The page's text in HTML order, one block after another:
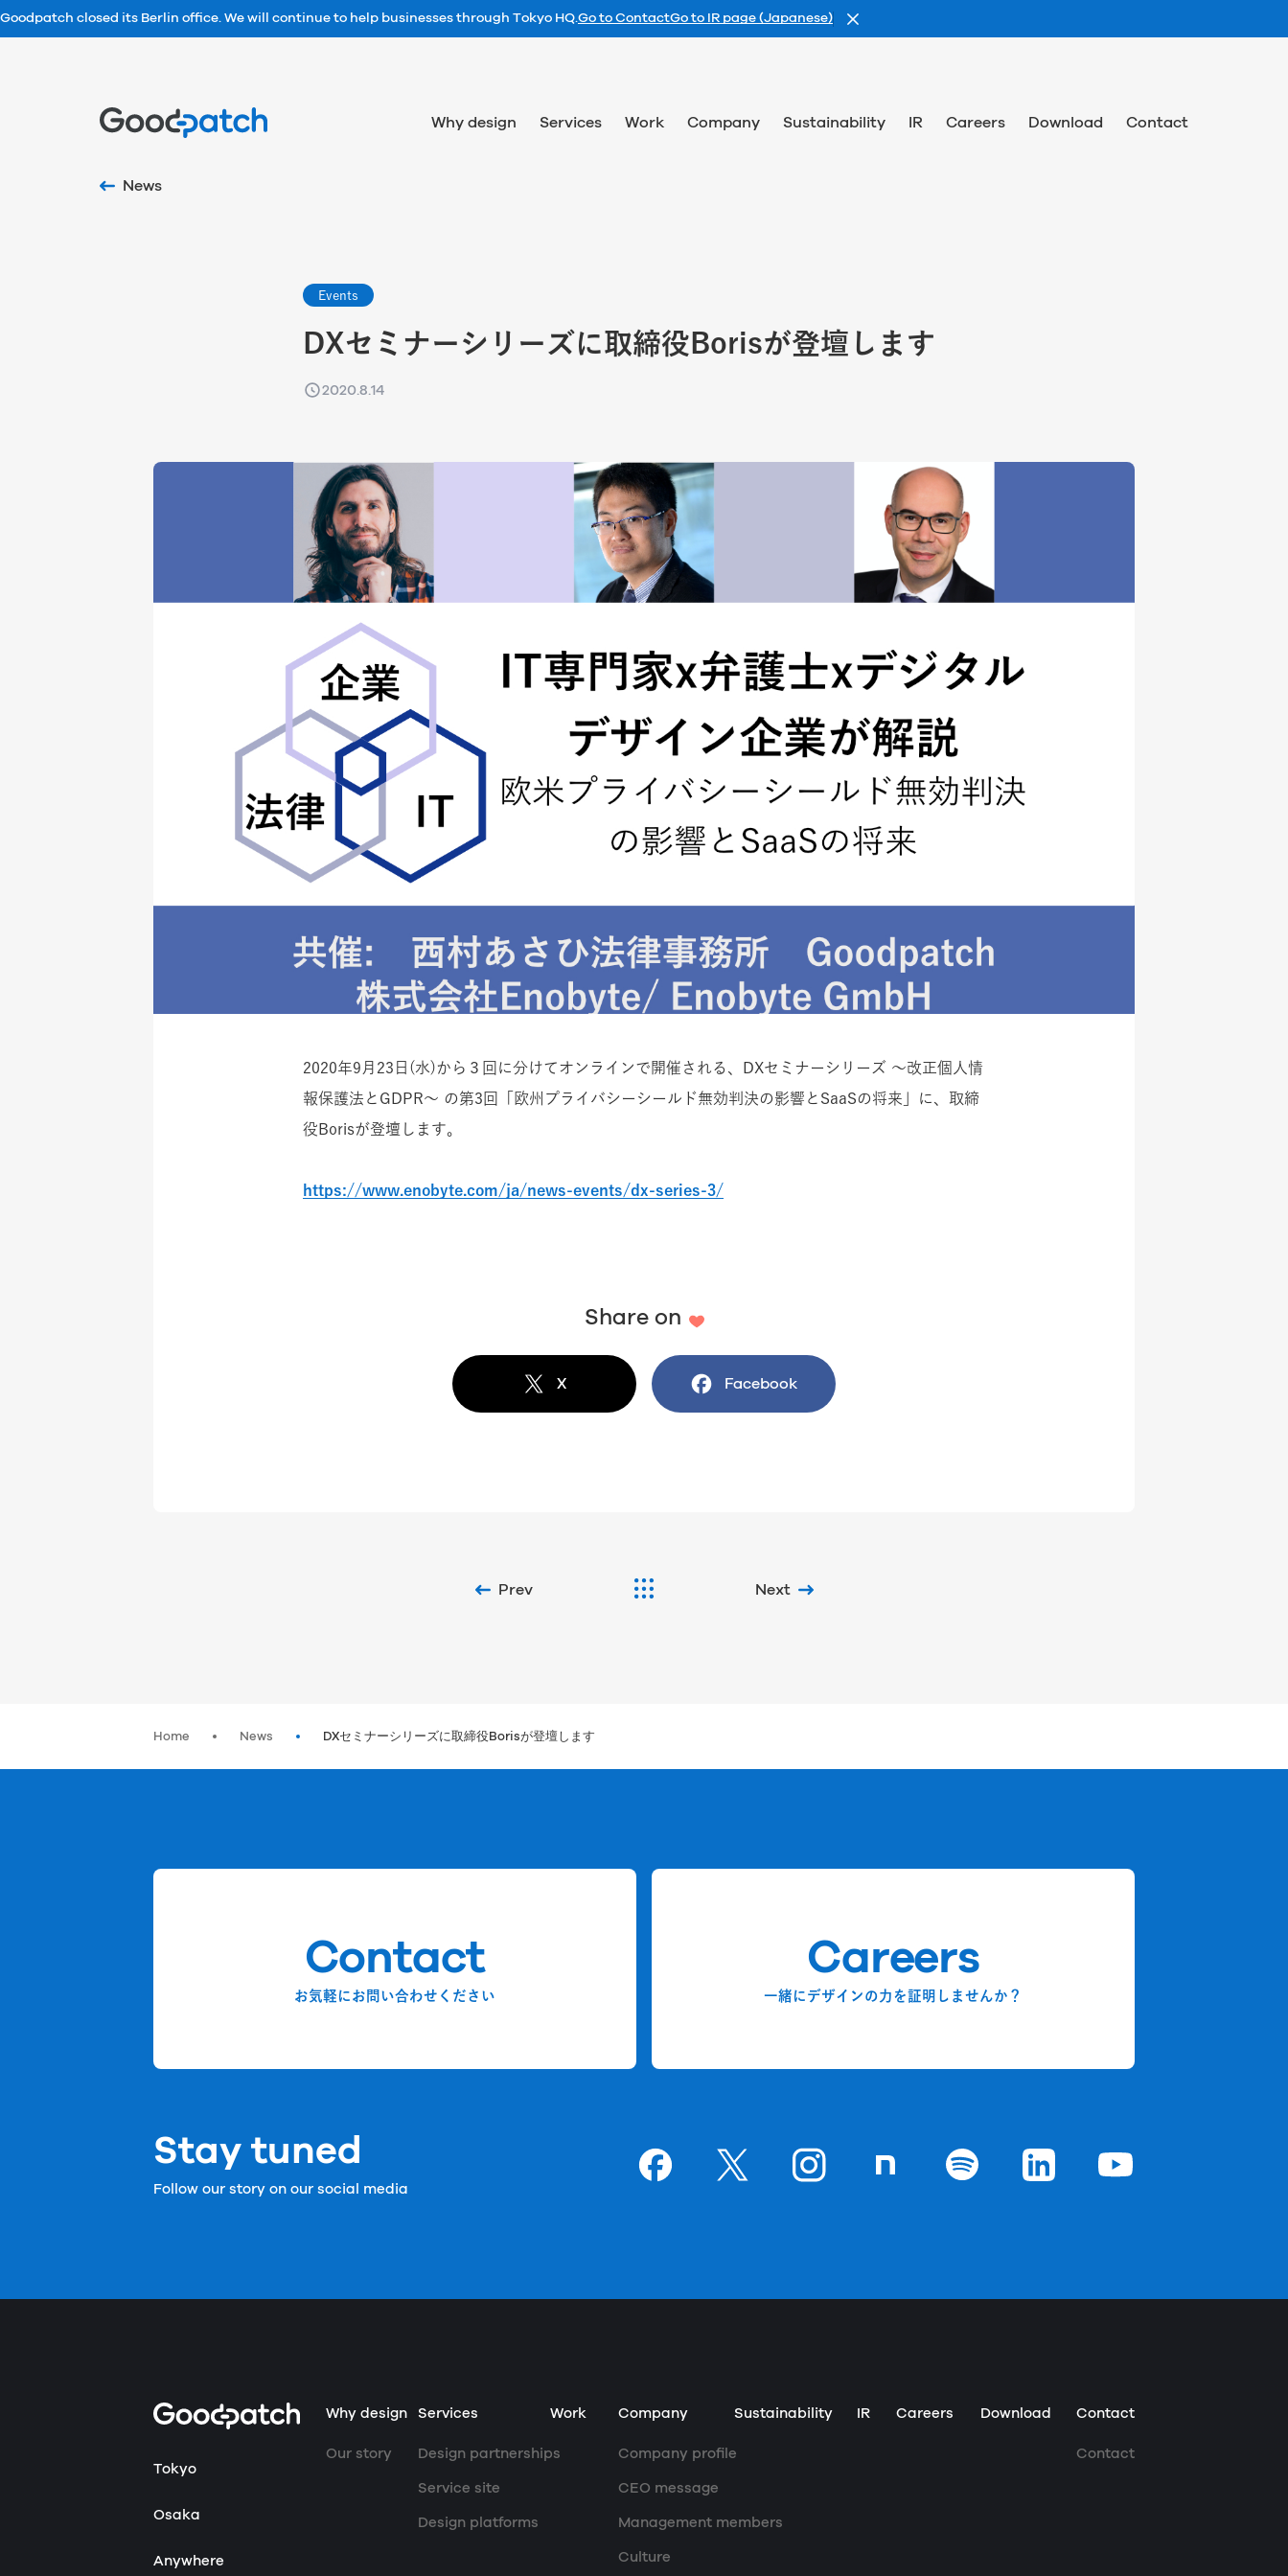
Goodpatch closed its Berlin office. We will continue to help businesses through Tokyo HQ.Go to ContactGo to IR page (Japanese)
Why design Services Work Company Sustainability IR Careers Download Contact
News
Events
DXセミナーシリーズに取締役Borisが登壇します
2020.8.14
2020年9月23日(水)から３回に分けてオンラインで開催される、DXセミナーシリーズ ～改正個人情
報保護法とGDPR～ の第3回「欧州プライバシーシールド無効判決の影響とSaaSの将来」に、取締
役Borisが登壇します。
https://www.enobyte.com/ja/news-events/dx-series-3/
Share on
X Facebook でシェア
Prev Next
Home News DXセミナーシリーズに取締役Borisが登壇します
Contact
お気軽にお問い合わせください
Careers
一緒にデザインの力を証明しませんか？
Stay tuned
Follow our story on our social media
GoodpatchのGoodpatchの
ページGoodpatchのGoodpatchの
ページGoodpatchのGoodpatchの
ページGoodpatchの
HomeWhy design
Our story
Services
Design partnerships
Service site
Design platforms
Work Company
Company profile
CEO message
Management members
Culture
Sustainability IR Careers Download Contact
Contact
Tokyo
Osaka
Anywhere